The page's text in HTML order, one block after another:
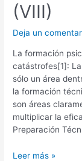
(VIII)
Deja un
La formación
catástrofes[1]:
sólo un área
la formación
son áreas
multiplicar la
Preparación
Leer más »